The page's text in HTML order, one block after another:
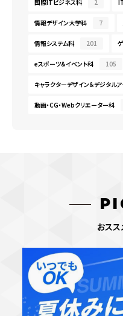
国際ITビジネス科 2
情報デザイン大学科 7
情報システム科 201
eスポーツ＆イベント科 105
キャラクターデザイン＆デジタル
動画・CG・Webクリエーター科
おスス